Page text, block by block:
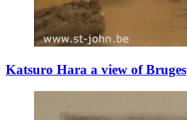
Katsuro Hara a view of Bruges